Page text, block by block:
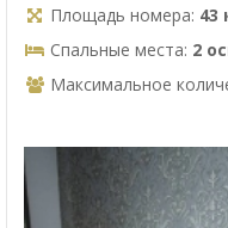
Площадь номера: 43
Спальные места: 2
Максимальное